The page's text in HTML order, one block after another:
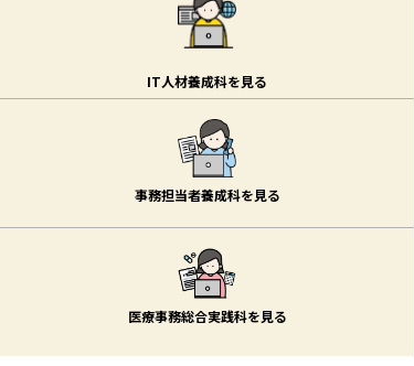
IT人材養成科を見る
事務担当者養成科を見る
医療事務総合実践科を見る